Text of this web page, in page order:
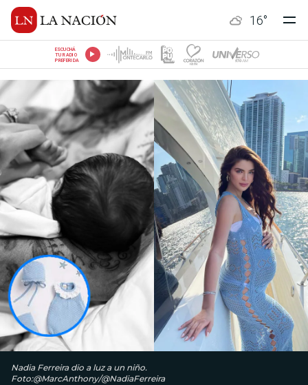
16°
ESCUCHÁ
TU RADIO
PREFERIDA
Nadia Ferreira dio a luz a un niño.
Foto:@MarcAnthony/@NadiaFerreira